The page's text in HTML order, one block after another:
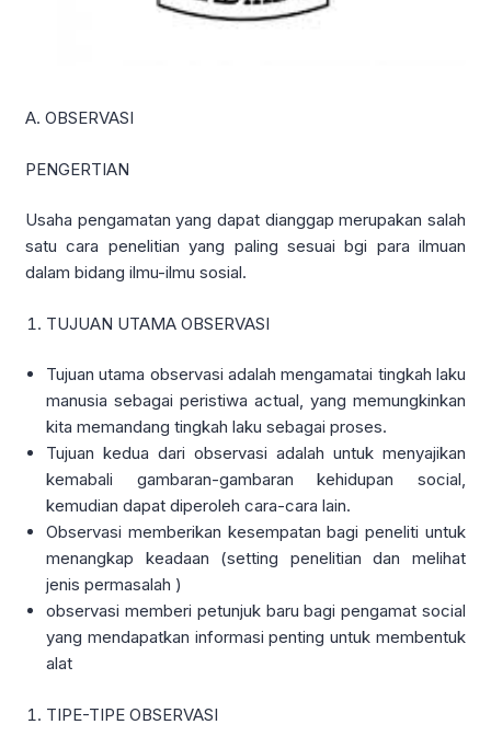
A. OBSERVASI
PENGERTIAN
Usaha pengamatan yang dapat dianggap merupakan salah
satu cara penelitian yang paling sesuai bgi para ilmuan
dalam bidang ilmu-ilmu sosial.
TUJUAN UTAMA OBSERVASI
Tujuan utama observasi adalah mengamatai tingkah laku
manusia sebagai peristiwa actual, yang memungkinkan
kita memandang tingkah laku sebagai proses.
Tujuan kedua dari observasi adalah untuk menyajikan
kemabali gambaran-gambaran kehidupan social,
kemudian dapat diperoleh cara-cara lain.
Observasi memberikan kesempatan bagi peneliti untuk
menangkap keadaan (setting penelitian dan melihat
jenis permasalah )
observasi memberi petunjuk baru bagi pengamat social
yang mendapatkan informasi penting untuk membentuk
alat
TIPE-TIPE OBSERVASI